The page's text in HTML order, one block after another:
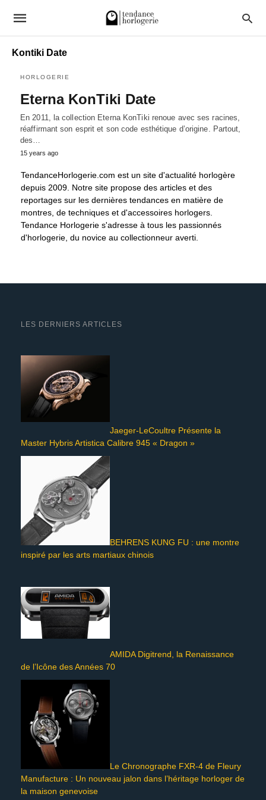
Kontiki Date
HORLOGERIE
Eterna KonTiki Date
En 2011, la collection Eterna KonTiki renoue avec ses racines,
réaffirmant son esprit et son code esthétique d’origine. Partout,
des…
15 years ago
TendanceHorlogerie.com est un site d'actualité horlogère
depuis 2009. Notre site propose des articles et des
reportages sur les dernières tendances en matière de
montres, de techniques et d'accessoires horlogers.
Tendance Horlogerie s'adresse à tous les passionnés
d'horlogerie, du novice au collectionneur averti.
LES DERNIERS ARTICLES
Jaeger-LeCoultre Présente la
Master Hybris Artistica Calibre 945 « Dragon »
BEHRENS KUNG FU : une montre
inspiré par les arts martiaux chinois
AMIDA Digitrend, la Renaissance
de l’Icône des Années 70
Le Chronographe FXR-4 de Fleury
Manufacture : Un nouveau jalon dans l’héritage horloger de
la maison genevoise